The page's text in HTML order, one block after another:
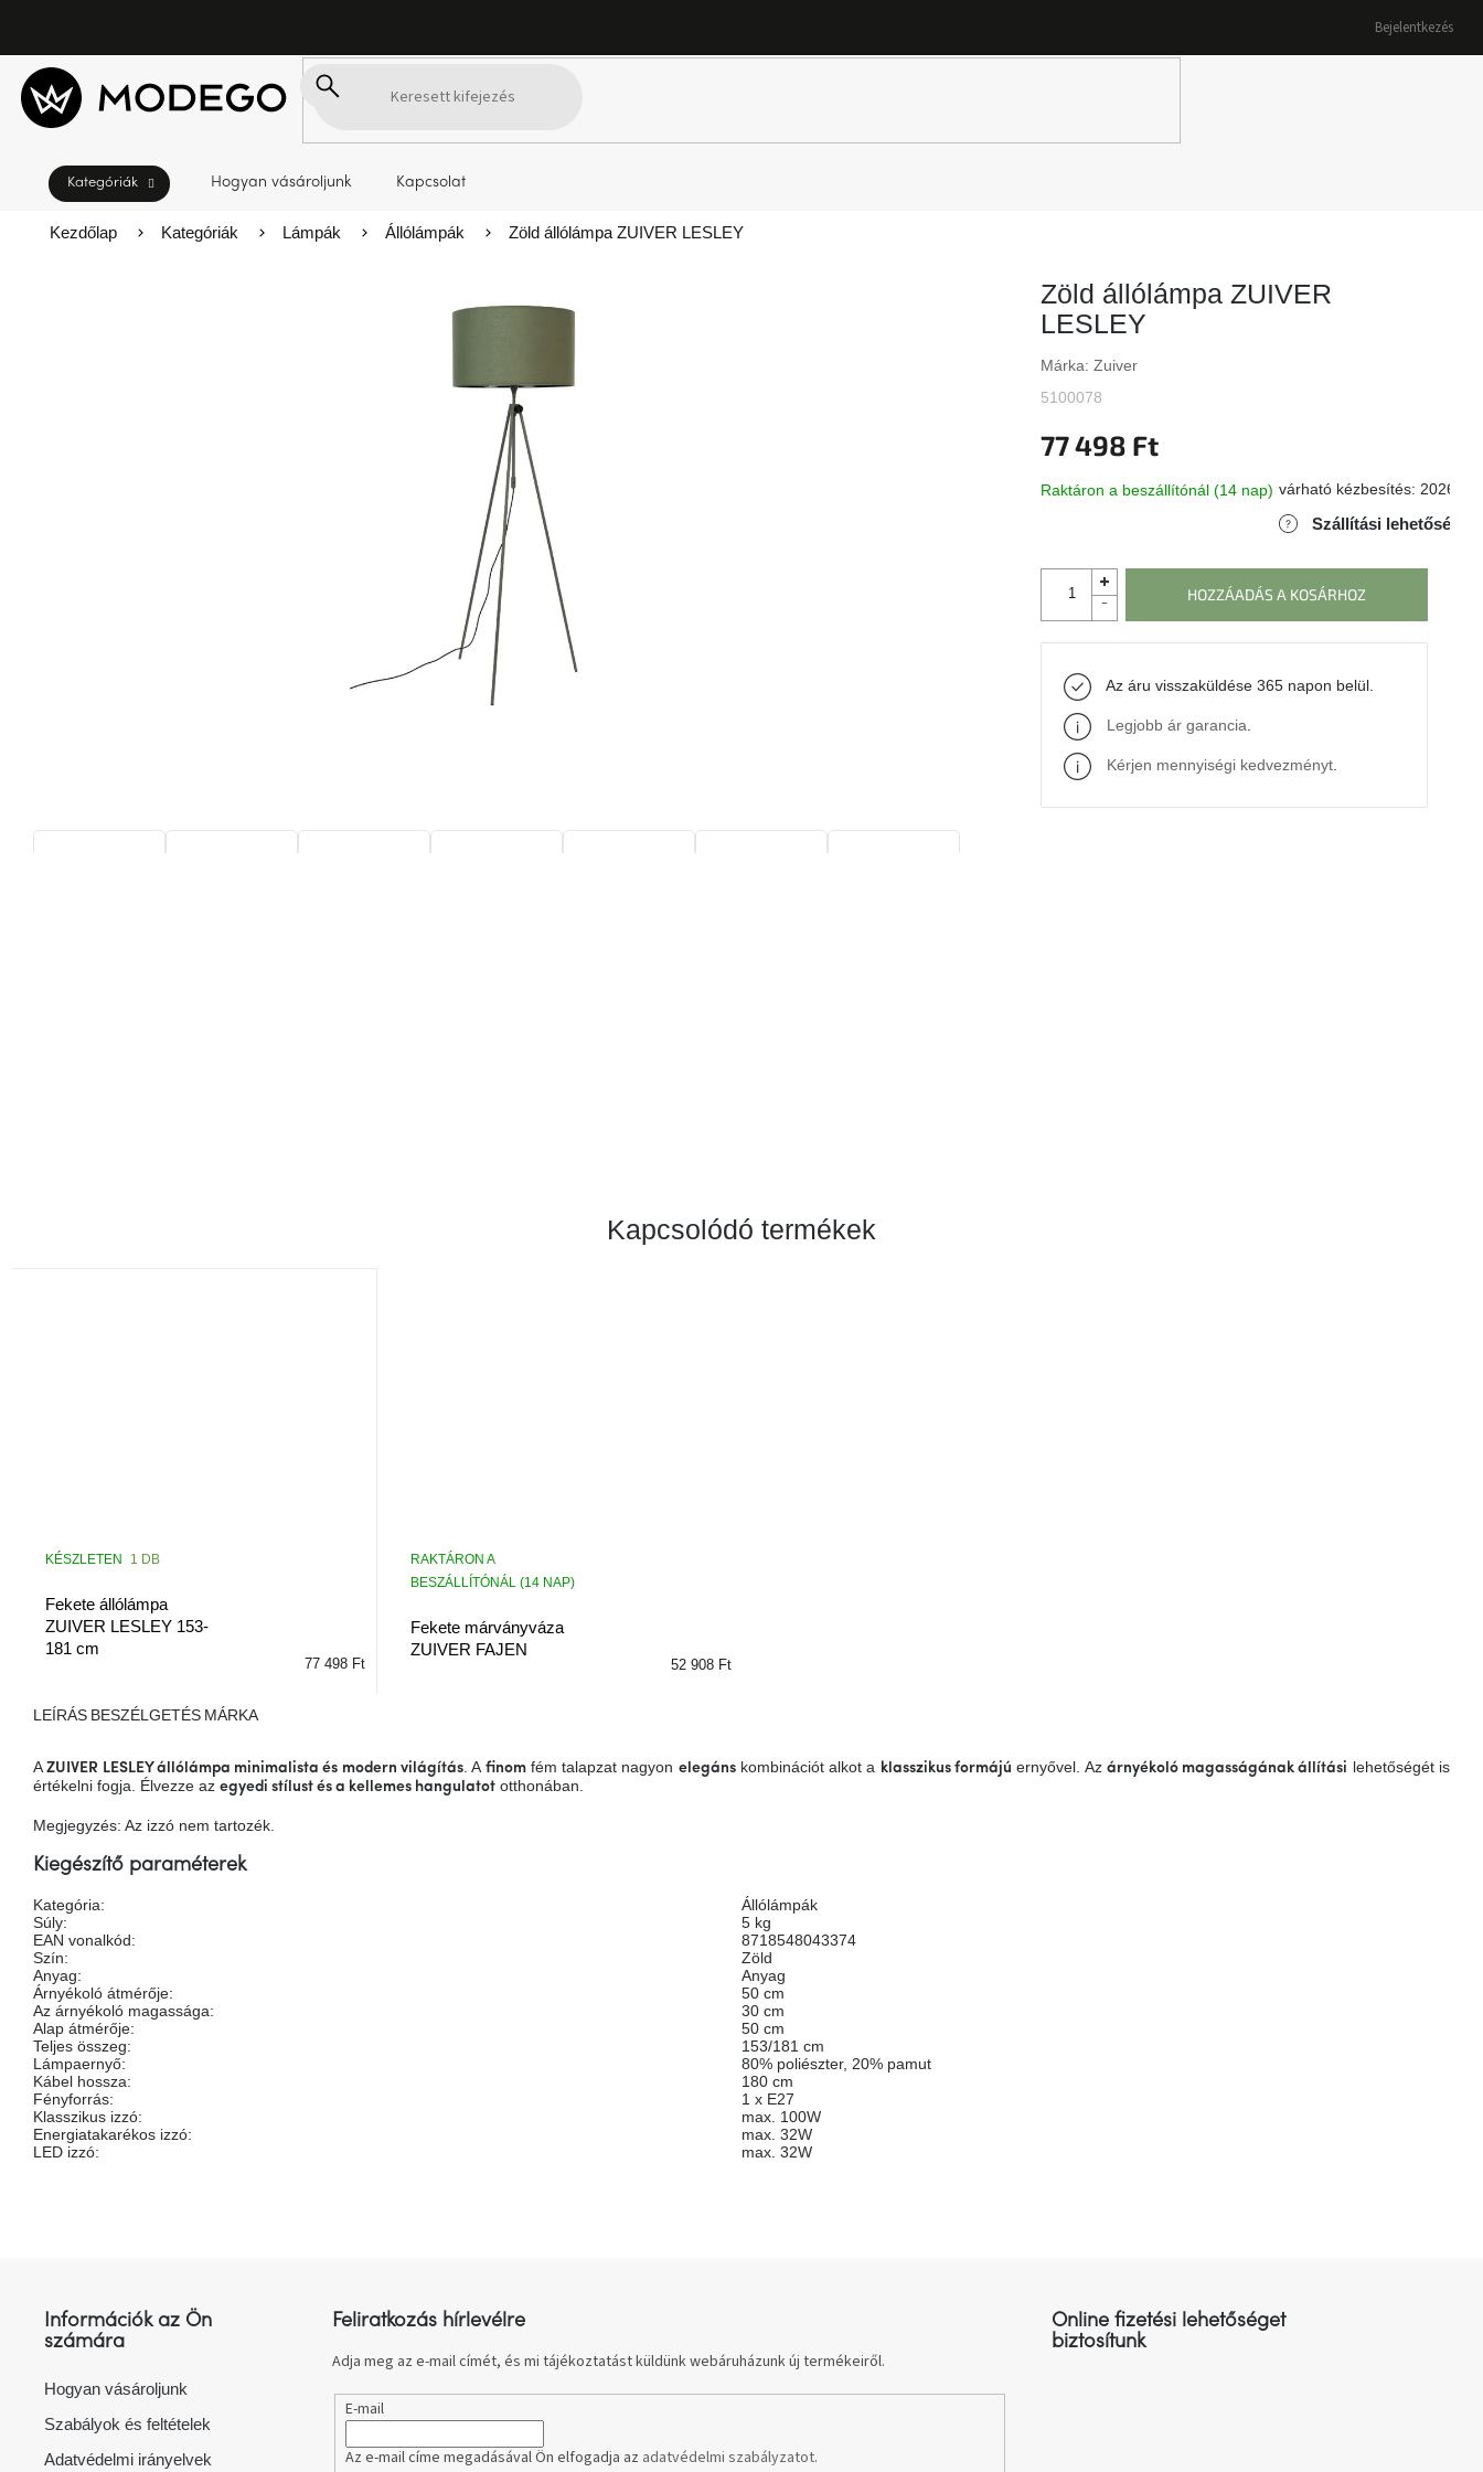
fő
tartalomhoz
Bejelentkezés
Hogyan vásároljunk Kapcsolat
Kezdőlap Kategóriák Lámpák Állólámpák Zöld állólámpa ZUIVER LESLEY
Zöld állólámpa ZUIVER
LESLEY
Márka: Zuiver
5100078
77 498 Ft
Raktáron a beszállítónál (14 nap) várható kézbesítés:
Szállítási lehetőségek
HOZZÁADÁS A KOSÁRHOZ
Az áru visszaküldése 365 napon belül.
Legjobb ár garancia
Kérjen mennyiségi kedvezményt.
Kapcsolódó termékek
Fekete állólámpa
ZUIVER LESLEY 153-
181 cm
KÉSZLETEN 1 DB
77 498 Ft
Fekete márványváza
ZUIVER FAJEN
RAKTÁRON A
BESZÁLLÍTÓNÁL (14 NAP)
52 908 Ft
LEÍRÁS BESZÉLGETÉS MÁRKA
AZUIVER LESLEY állólámpa minimalista és modern világítás. A finomfém talapzat nagyon elegánskombinációt alkot a klasszikus formájú ernyővel. Az árnyékoló magasságának állítási lehetőségét is
értékelni fogja. Élvezze az egyedi stílust és a kellemes hangulatot otthonában.
Megjegyzés: Az izzó nem tartozék.
Kiegészítő paraméterek
Kategória:
Állólámpák
Súly:
5 kg
EAN vonalkód:
8718548043374
Szín:
Zöld
Anyag:
Anyag
Árnyékoló átmérője:
50 cm
Az árnyékoló magassága:
30 cm
Alap átmérője:
50 cm
Teljes összeg:
153/181 cm
Lámpaernyő:
80% poliészter, 20% pamut
Kábel hossza:
180 cm
Fényforrás:
1 x E27
Klasszikus izzó:
max. 100W
Energiatakarékos izzó:
max. 32W
LED izzó: max. 32W
Információk az Ön
számára
Hogyan vásároljunk
Szabályok és feltételek
Adatvédelmi irányelvek
Feliratkozás hírlevélre
Adja meg az e-mail címét, és mi tájékoztatást küldünk webáruházunk új termékeiről.
E-mail
Az e-mail címe megadásával Ön elfogadja az adatvédelmi szabályzatot.
Online fizetési lehetőséget
biztosítunk